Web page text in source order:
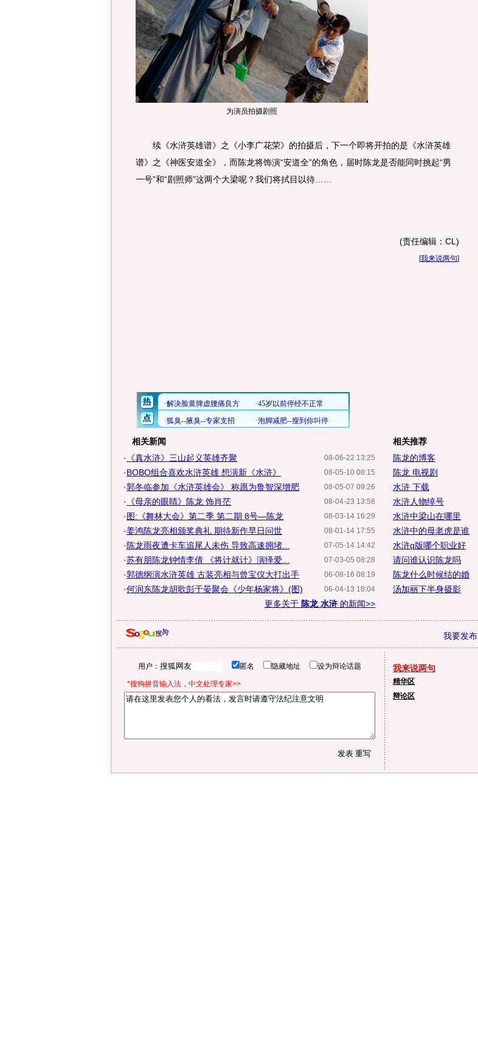
为演员拍摄剧照
续《水浒英雄谱》之《小李广花荣》的拍摄后，下一个即将开拍的是《水浒英雄
谱》之《神医安道全》，而陈龙将饰演“安道全”的角色，届时陈龙是否能同时挑起“男
一号”和“剧照师”这两个大梁呢？我们将拭目以待……
(责任编辑：CL)
[我来说两句]
相关新闻
08-06-22 13:25
· 《真水浒》三山起义英雄齐聚
08-05-10 08:15
·BOBO组合喜欢水浒英雄 想演新《水浒》
08-05-07 09:26
·郭冬临参加《水浒英雄会》 称愿为鲁智深增肥
08-04-23 13:58
· 《母亲的眼睛》陈龙 饰肖茫
08-03-14 16:29
·图:《舞林大会》第二季 第二期 8号—陈龙
08-01-14 17:55
·姜鸿陈龙亮相颁奖典礼 期待新作早日问世
07-05-14 14:42
· 陈龙雨夜遭卡车追尾人未伤 导致高速拥堵...
07-03-05 08:28
·苏有朋陈龙钟情李倩 《将计就计》演绎爱...
06-08-16 08:19
·郭德纲演水浒英雄 古装亮相与曾宝仪大打出手
06-04-13 18:04
·何润东陈龙胡歌彭于晏聚会《少年杨家将》(图)
更多关于 陈龙 水浒的新闻>>
相关推荐
陈龙的博客
陈龙 电视剧
水浒 下载
水浒人物绰号
水浒中梁山在哪里
水浒中的母老虎是谁
水浒q版哪个职业好
请问谁认识陈龙吗
陈龙什么时候结的婚
汤加丽下半身摄影
我要发布
用户： 匿名 隐藏地址 设为辩论话题
*搜狗拼音输入法，中文处理专家>>
我来说两句
精华区
辩论区